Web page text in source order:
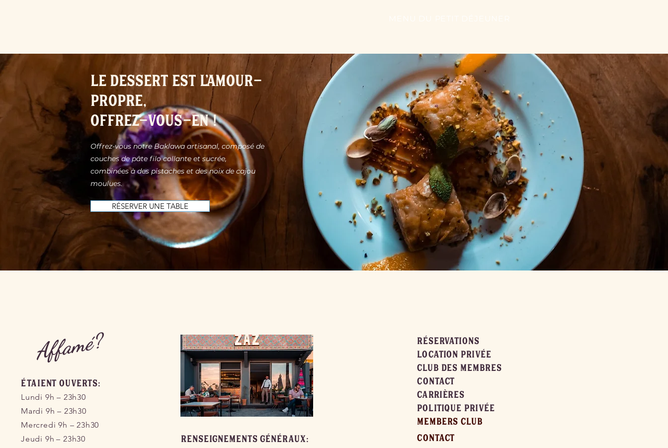
Le dessert est l'amour-
propre,
Offrez-vous-en !
Offrez-vous notre Baklawa artisanal, composé de
couches de pâte filo collante et sucrée,
combinées à des pistaches et des noix de cajou
moulues.
RÉSERVER UNE TABLE
Affamé?
ÉTAIENT OUVERTS:
Lundi 9h – 23h30
Mardi 9h – 23h30
Mercredi 9h – 23h30
Jeudi 9h – 23h30 RENSEIGNEMENTS GÉNÉRAUX:
RÉSERVATIONS
LOCATION PRIVÉE
CLUB DES MEMBRES
CONTACT
CARRIÈRES
POLITIQUE PRIVÉE
MEMBERS CLUB
CONTACT